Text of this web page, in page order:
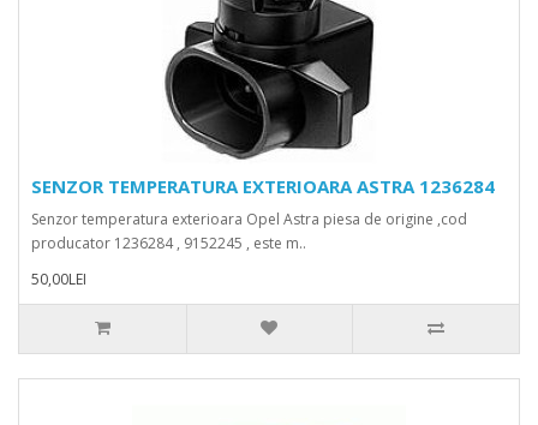
SENZOR TEMPERATURA EXTERIOARA ASTRA 1236284
Senzor temperatura exterioara Opel Astra piesa de origine ,cod
producator 1236284 , 9152245 , este m..
50,00LEI